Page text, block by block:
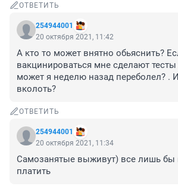
ОТВЕТИТЬ
254944001
20 октября 2021, 11:42
А кто то может внятно обьяснить?
вакцинироваться мне сделают тесты
может я неделю назад переболел? .
вколоть?
ОТВЕТИТЬ
254944001
20 октября 2021, 11:34
Самозанятые выживут) все лишь бы
платить